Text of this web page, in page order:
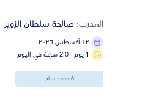
المدرب: صالحة سلطان الزوير
١٢ أغسطس ٢٠٢٦
1 يوم - 2.0 ساعة في اليوم
6 مقعد متاح